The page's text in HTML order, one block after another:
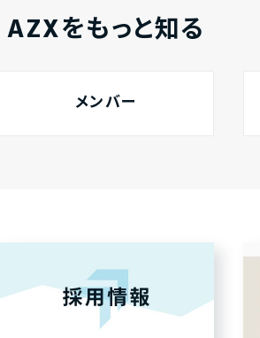
AZXをもっと知る
メンバー